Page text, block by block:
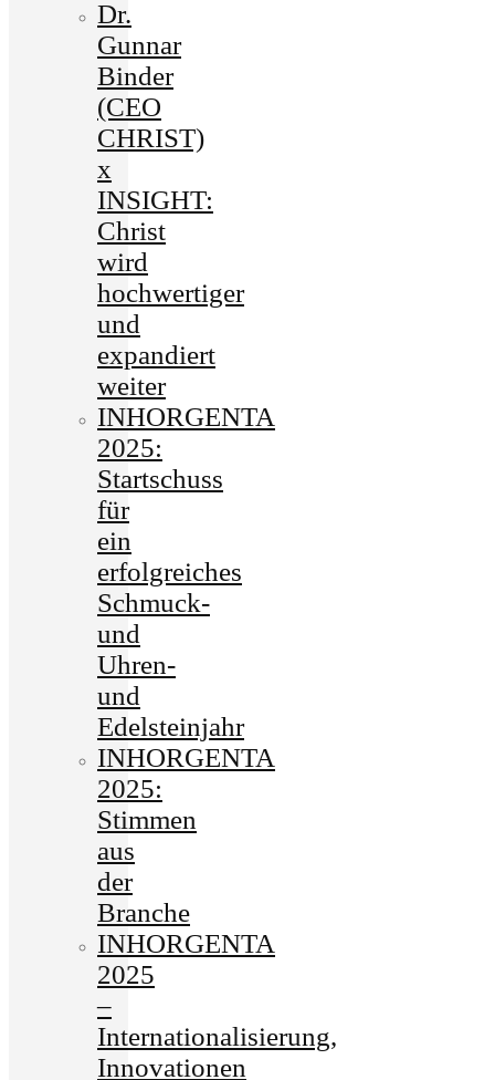
Dr.
Gunnar
Binder
(CEO
CHRIST)
x
INSIGHT:
Christ
wird
hochwertiger
und
expandiert
weiter
INHORGENTA
2025:
Startschuss
für
ein
erfolgreiches
Schmuck-
und
Uhren-
und
Edelsteinjahr
INHORGENTA
2025:
Stimmen
aus
der
Branche
INHORGENTA
2025
–
Internationalisierung,
Innovationen